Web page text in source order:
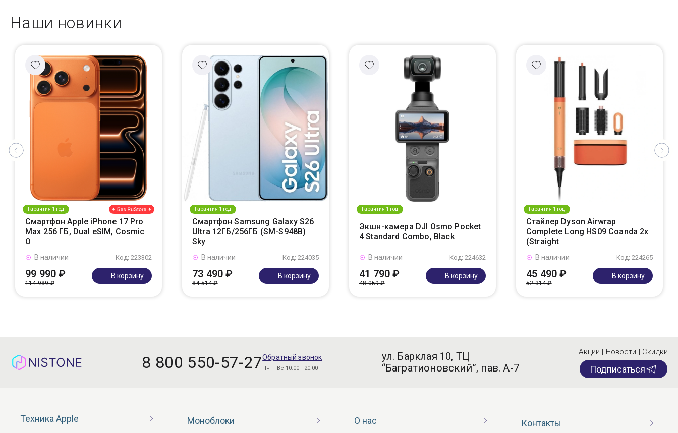
Наши новинки
Гарантия 1 год
Смартфон Apple iPhone 17 Pro
Max 256 ГБ, Dual eSIM, Cosmic
O
Код: 223302
В наличии
99 990 ₽
114 989 ₽
В корзину
Гарантия 1 год
Смартфон Samsung Galaxy S26
Ultra 12ГБ/256ГБ (SM-S948B)
Sky
Код: 224035
В наличии
73 490 ₽
84 514 ₽
В корзину
Гарантия 1 год
Экшн-камера DJI Osmo Pocket
4 Standard Combo, Black
Код: 224632
В наличии
41 790 ₽
48 059 ₽
В корзину
Гарантия 1 год
Стайлер Dyson Airwrap
Complete Long HS09 Coanda 2x
(Straight
Код: 224265
В наличии
45 490 ₽
52 314 ₽
В корзину
8 800 550-57-27Обратный звонок
Пн – Вс 10:00 - 20:00
ул. Барклая 10, ТЦ
“Багратионовский”, пав. А-7
Акции | Новости | Скидки
Подписаться
Техника Apple Моноблоки О нас Контакты